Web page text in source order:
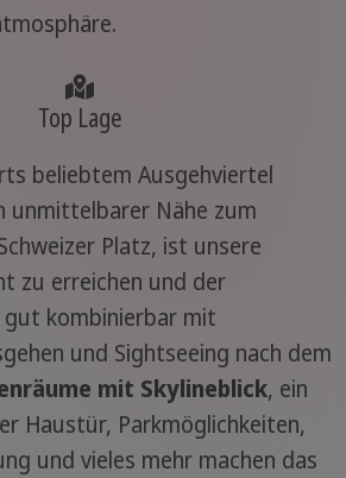
Top Lage
beliebtem Ausgehviertel
unmittelbarer Nähe zum
Platz, ist unsere
zu erreichen und der
kombinierbar mit
und Sightseeing nach dem
mit Skylineblick, ein
Haustür, Parkmöglichkeiten,
und vieles mehr machen das